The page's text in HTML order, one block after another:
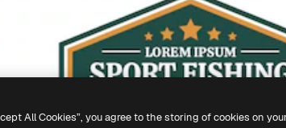
All Cookies”, you agree to the storing of cookies on